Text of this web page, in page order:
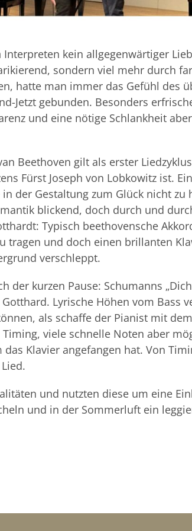
kein allgegenwärtiger
sondern viel mehr durch
hatte man immer das Gefühl des
Jetzt gebunden. Besonders
und eine nötige Schlankheit
Beethoven gilt als erster
Fürst Joseph von Lobkowitz ist.
der Gestaltung zum Glück nicht
blickend, doch durch und
Typisch beethovensche
tragen und doch einen brillanten
verschleppt.
der kurzen Pause: Schumanns
Lyrische Höhen vom Bass
als schaffe der Pianist mit
viele schnelle Noten aber
Klavier angefangen hat. Von
und nutzten diese um eine
und in der Sommerluft ein